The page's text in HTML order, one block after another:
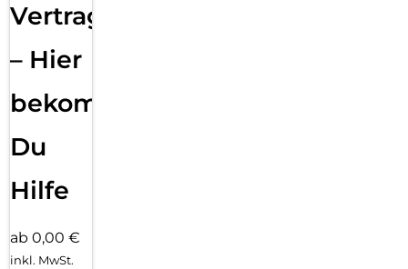
Vertragsabwicklung
– Hier
bekommst
Du
Hilfe
ab 0,00 €
inkl. MwSt.